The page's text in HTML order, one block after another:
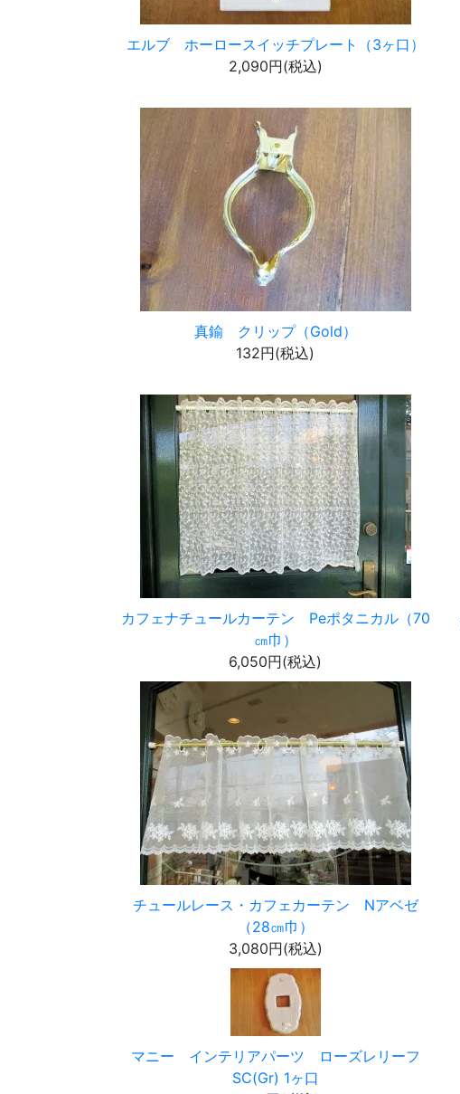
エルブ ホーロースイッチプレート（3ヶ口）
2,090円(税込)
真鍮 クリップ（Gold）
132円(税込)
カフェナチュールカーテン Peポタニカル（70
㎝巾）
6,050円(税込)
チュールレース・カフェカーテン Nアベゼ
（28㎝巾）
3,080円(税込)
マニー インテリアパーツ ローズレリーフ
SC(Gr) 1ヶ口